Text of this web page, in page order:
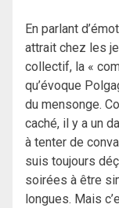
En parlant
attrait chez les
collectif, la «
qu’évoque
du mensonge.
caché, il y a un
à tenter de
suis toujours
soirées à être
longues. Mais